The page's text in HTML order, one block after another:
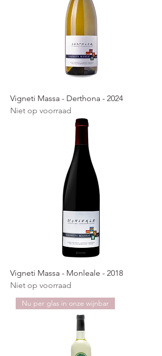
Vigneti Massa - Derthona - 2024
Niet op voorraad
Vigneti Massa - Monleale - 2018
Niet op voorraad
Nu per glas in onze wijnbar